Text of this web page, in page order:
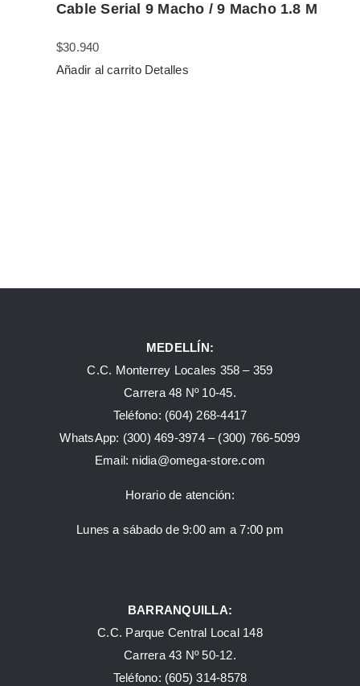
Cable Serial 9 Macho / 9 Macho 1.8 M
$30.940
Añadir al carrito Detalles
MEDELLÍN:
C.C. Monterrey Locales 358 – 359
Carrera 48 Nº 10-45.
Teléfono: (604) 268-4417
WhatsApp: (300) 469-3974 – (300) 766-5099
Email: nidia@omega-store.com
Horario de atención:
Lunes a sábado de 9:00 am a 7:00 pm
BARRANQUILLA:
C.C. Parque Central Local 148
Carrera 43 Nº 50-12.
Teléfono: (605) 314-8578